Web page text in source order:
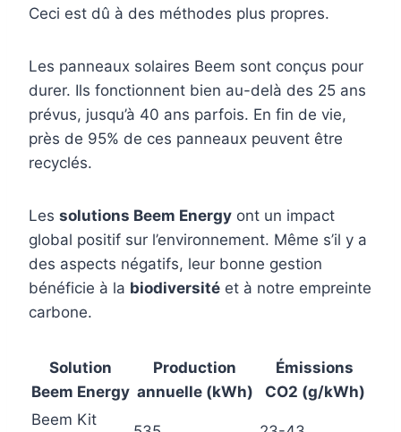
Ceci est dû à des méthodes plus propres.
Les panneaux solaires Beem sont conçus pour
durer. Ils fonctionnent bien au-delà des 25 ans
prévus, jusqu’à 40 ans parfois. En fin de vie,
près de 95% de ces panneaux peuvent être
recyclés.
Les solutions Beem Energy ont un impact
global positif sur l’environnement. Même s’il y a
des aspects négatifs, leur bonne gestion
bénéficie à la biodiversité et à notre empreinte
carbone.
Solution
Beem Energy
Production
annuelle (kWh)
Émissions
CO2 (g/kWh)
Beem Kit